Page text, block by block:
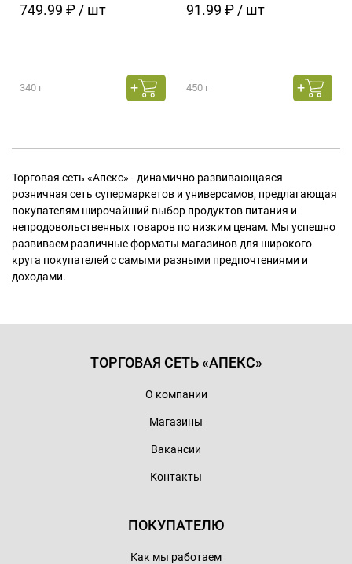
749.99 ₽ / шт
340 г
91.99 ₽ / шт
450 г
Торговая сеть «Апекс» - динамично развивающаяся
розничная сеть супермаркетов и универсамов, предлагающая
покупателям широчайший выбор продуктов питания и
непродовольственных товаров по низким ценам. Мы успешно
развиваем различные форматы магазинов для широкого
круга покупателей с самыми разными предпочтениями и
доходами.
ТОРГОВАЯ СЕТЬ «АПЕКС»
О компании
Магазины
Вакансии
Контакты
ПОКУПАТЕЛЮ
Как мы работаем